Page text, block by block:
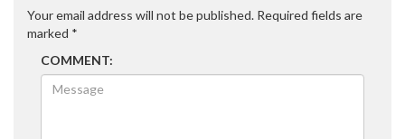
Your email address will not be published. Required fields are
marked *
COMMENT: